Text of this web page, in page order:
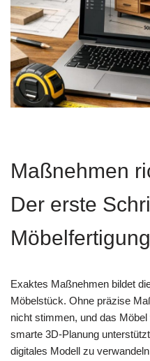
Maßnehmen
Der erste
Möbelfertigung
Exaktes Maßnehmen bildet
Möbelstück. Ohne präzise
nicht stimmen, und das
smarte 3D-Planung
digitales Modell zu